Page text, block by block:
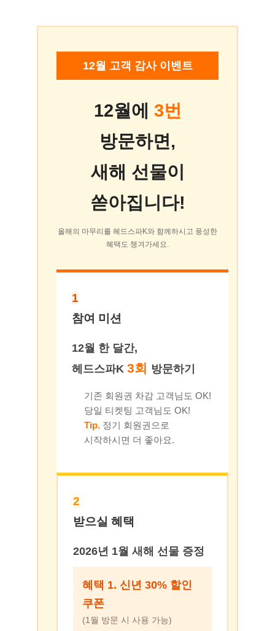
12월 고객 감사 이벤트
12월에 3번
방문하면,
새해 선물이
쏟아집니다!
올해의 마무리를 헤드스파K와 함께하시고 풍성한
혜택도 챙겨가세요.
1
참여 미션
12월 한 달간,
헤드스파K 3회 방문하기
기존 회원권 차감 고객님도 OK!
당일 티켓팅 고객님도 OK!
Tip. 정기 회원권으로
시작하시면 더 좋아요.
2
받으실 혜택
2026년 1월 새해 선물 증정
혜택 1. 신년 30% 할인
쿠폰
(1월 방문 시 사용 가능)